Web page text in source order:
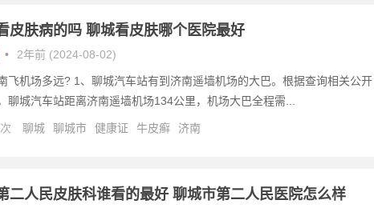
皮肤病的吗 聊城看皮肤哪个医院最好
• 2年前 (2024-08-02)
飞机场多远? 1、聊城汽车站有到济南遥墙机场的大巴。根据查询相关公开
聊城汽车站距离济南遥墙机场134公里，机场大巴全程需...
聊城 聊城市 健康证 牛皮癣 济南
二人民皮肤科谁看的最好 聊城市第二人民医院怎么样